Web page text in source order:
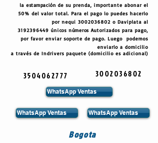
laestampación de su prenda, importante abonar el
50% del valor total. Para el pago lo puedes hacerlo
por nequi 3002036802 o Daviplata al
3192396449 únicos números Autorizados para pago,
por favor enviar soporte de pago. Luego podemos
enviarlo a domicilio
a través de Indrivers paquete (domicilio es adicional)
3504062777 3002036802
WhatsApp Ventas
WhatsApp Ventas WhatsApp Ventas
Bogota